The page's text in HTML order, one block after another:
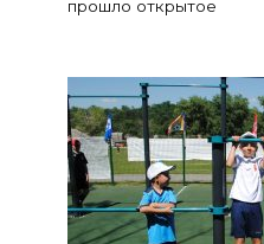
прошло открытое